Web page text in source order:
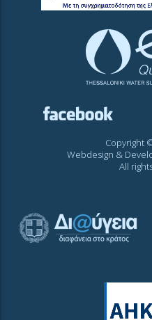
Copyright
Webdesign &
All